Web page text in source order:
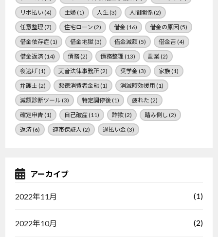
リボ払い(4) 主婦(1) 人生(3) 人間関係(2)
任意整理 (7) 住宅ローン (2) 借金 (16) 借金の原因 (5)
借金依存症(1) 借金地獄(3) 借金減額(5) 借金苦 (4)
借金返済(14) 債務(2) 債務整理 (13) 副業(2)
夜逃げ(1) 天音法律事務所(2) 奨学金 (3) 家族(1)
弁護士 (2) 悪徳消費者金融(1) 消滅時効援用 (1)
減額診断ツール (3) 特定調停後(1) 疲れた (2)
確定申告(1) 自己破産(11) 詐欺(2) 踏み倒し (2)
返済(6) 連帯保証人 (2) 過払い金 (3)
アーカイブ
2022年11月 (1)
2022年10月 (2)